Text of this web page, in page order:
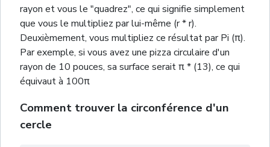
rayon et vous le "quadrez", ce qui signifie simplement
que vous le multipliez par lui-même (r * r).
Deuxièmement, vous multipliez ce résultat par Pi (π).
Par exemple, si vous avez une pizza circulaire d'un
rayon de 10 pouces, sa surface serait π * (13), ce qui
équivaut à 100π
Comment trouver la circonférence d'un
cercle